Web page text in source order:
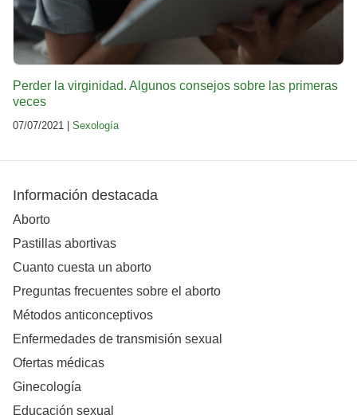
Perder la virginidad. Algunos consejos sobre las primeras
veces
07/07/2021 | Sexología
Información destacada
Aborto
Pastillas abortivas
Cuanto cuesta un aborto
Preguntas frecuentes sobre el aborto
Métodos anticonceptivos
Enfermedades de transmisión sexual
Ofertas médicas
Ginecología
Educación sexual